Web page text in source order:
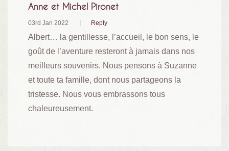
Anne et Michel Pironet
03rd Jan 2022 Reply
Albert… la gentillesse, l’accueil, le bon sens, le
goût de l’aventure resteront à jamais dans nos
meilleurs souvenirs. Nous pensons à Suzanne
et toute ta famille, dont nous partageons la
tristesse. Nous vous embrassons tous
chaleureusement.